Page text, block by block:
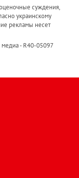
суждения,
украинскому
рекламы несет
- R40-05097